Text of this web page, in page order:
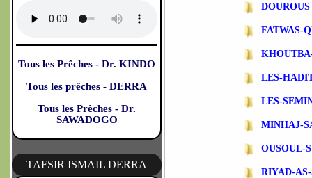
Tous les Prêches - Dr. KINDO
Tous les prêches - DERRA
Tous les Prêches - Dr.
SAWADOGO
TAFSIR ISMAIL DERRA
DOUROUS
FATWAS-
LES-
LES-
MINHAJ-
OUSOUL-
RIYAD-